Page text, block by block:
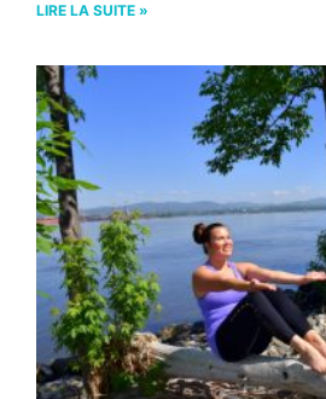
LIRE LA SUITE »